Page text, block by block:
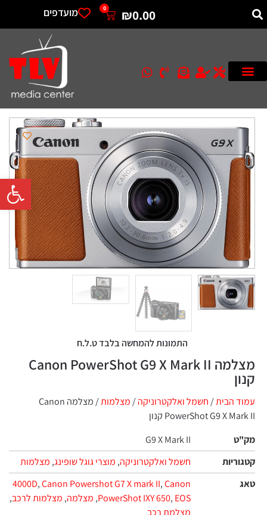
פתח
₪0.00
0 מועדפים
התמונות להמחשה בלבד ט.ל.ח
מצלמה Canon PowerShot G9 X Mark II
קנון
עמוד הבית/חשמל ואלקטרוניקה/מצלמות‏
/ מצלמה Canon
PowerShot G9 X Mark II קנון
מק"ט
G9 X Mark II
קטגוריות
חשמל ואלקטרוניקה, מוצרי גוגל שופינג, מצלמות‏
טאג
4000D,Canon Powershot G7 X mark II,Canon
PowerShot IXY 650, EOS
, מצלמה, מצלמות לרכב,